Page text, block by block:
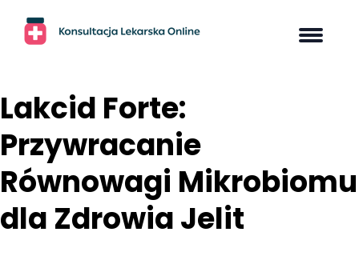
content
Lakcid Forte:
Przywracanie
Równowagi Mikrobiomu
dla Zdrowia Jelit